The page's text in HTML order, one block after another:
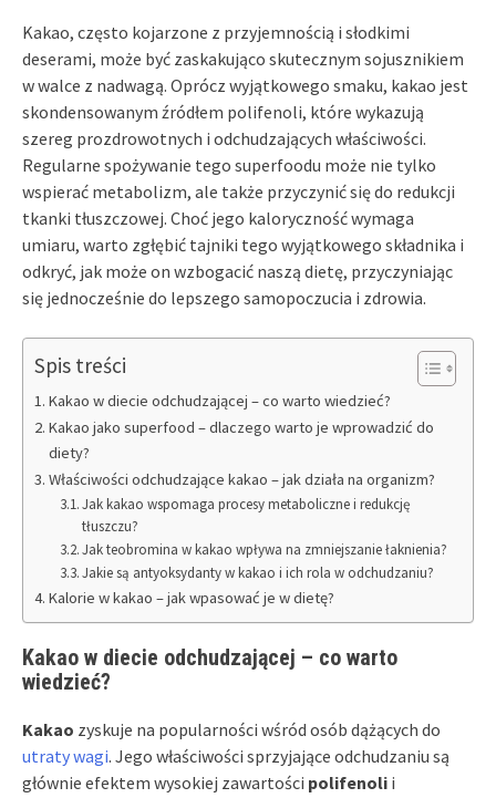
Kakao, często kojarzone z przyjemnością i słodkimi
deserami, może być zaskakująco skutecznym sojusznikiem
w walce z nadwagą. Oprócz wyjątkowego smaku, kakao jest
skondensowanym źródłem polifenoli, które wykazują
szereg prozdrowotnych i odchudzających właściwości.
Regularne spożywanie tego superfoodu może nie tylko
wspierać metabolizm, ale także przyczynić się do redukcji
tkanki tłuszczowej. Choć jego kaloryczność wymaga
umiaru, warto zgłębić tajniki tego wyjątkowego składnika i
odkryć, jak może on wzbogacić naszą dietę, przyczyniając
się jednocześnie do lepszego samopoczucia i zdrowia.
Spis treści
Kakao w diecie odchudzającej – co warto wiedzieć?
Kakao jako superfood – dlaczego warto je wprowadzić do
diety?
Właściwości odchudzające kakao – jak działa na organizm?
Jak kakao wspomaga procesy metaboliczne i redukcję
tłuszczu?
Jak teobromina w kakao wpływa na zmniejszanie łaknienia?
Jakie są antyoksydanty w kakao i ich rola w odchudzaniu?
Kalorie w kakao – jak wpasować je w dietę?
Kakao w diecie odchudzającej – co warto
wiedzieć?
Kakao zyskuje na popularności wśród osób dążących do
utraty wagi. Jego właściwości sprzyjające odchudzaniu są
głównie efektem wysokiej zawartości polifenoli i